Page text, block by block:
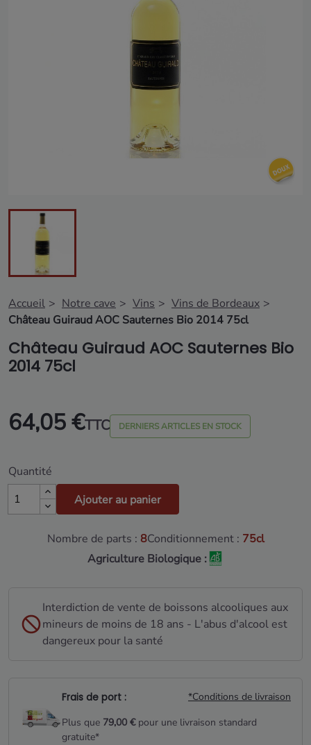
Accueil Notre cave Vins
Vins de Bordeaux
Château Guiraud AOC Sauternes Bio 2014 75cl
Château Guiraud AOC Sauternes Bio
2014 75cl
64,05 €TTC DERNIERS ARTICLES EN STOCK
Quantité
Ajouter au panier
Nombre de parts : 8Conditionnement : 75cl
Agriculture Biologique :
Interdiction de vente de boissons alcooliques aux
mineurs de moins de 18 ans - L'abus d'alcool est
dangereux pour la santé
Frais de port :
*Conditions de livraison
Plus que 79,00 €pour une livraison standard
gratuite*